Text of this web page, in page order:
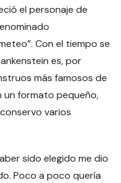
el personaje de
Con el tiempo se
es, por
más famosos de
un formato pequeño,
varios
sido elegido me dio
Poco a poco quería